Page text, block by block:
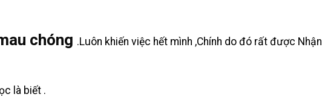
chóng .Luôn khiến việc hết mình ,Chính do đó rất được
là biết .